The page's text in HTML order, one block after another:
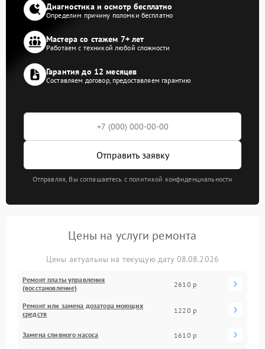
Диагностика и осмотр бесплатно
Определим причину поломки бесплатно
Мастера со стажем 7+ лет
Работаем с техникой любой сложности
Гарантия до 12 месяцев
Составляем договор, предоставляем гарантию
Отправить заявку
Отправляя, Вы соглашаетесь с политикой конфиденциальности
Цены на услуги ремонта
Цены актуальны на текущую дату 08.08.2026
Ремонт платы управления
(восстановление)
2610 р
Ремонт или замена дозатора моющих
средств
1220 р
Замена сливного насоса 1610 р